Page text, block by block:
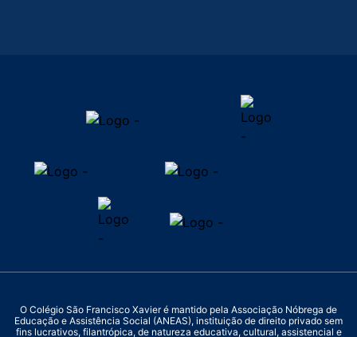
O Colégio São Francisco Xavier é mantido pela Associação Nóbrega de
Educação e Assistência Social (ANEAS), instituição de direito privado sem
fins lucrativos, filantrópica, de natureza educativa, cultural, assistencial e